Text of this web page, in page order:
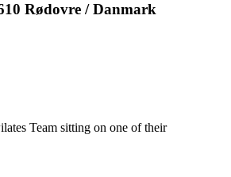
Rødovre / Danmark